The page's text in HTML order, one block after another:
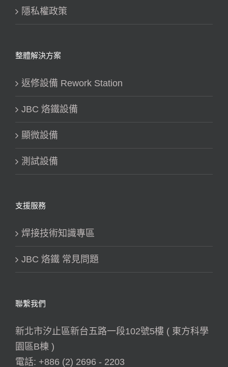
隱私權政策
整體解決方案
返修設備 Rework Station
JBC 烙鐵設備
顯微設備
測試設備
支援服務
焊接技術知識專區
JBC 烙鐵 常見問題
聯繫我們
新北市汐止區新台五路一段102號5樓 ( 東方科學
園區B棟 )
電話: +886 (2) 2696 - 2203